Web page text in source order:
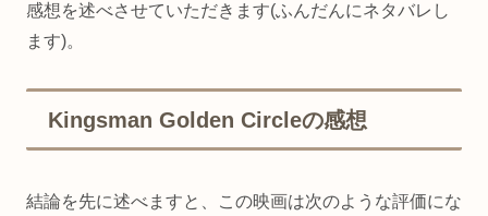
感想を述べさせていただきます(ふんだんにネタバレし
ます)。
Kingsman Golden Circleの感想
結論を先に述べますと、この映画は次のような評価にな